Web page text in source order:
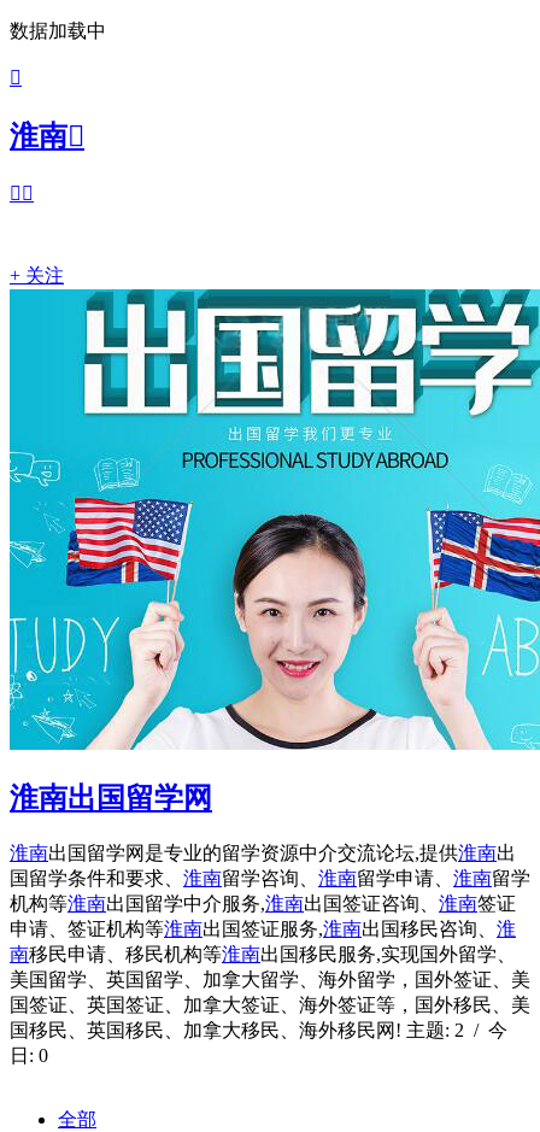
数据加载中

淮南
 
+ 关注
淮南出国留学网
淮南出国留学网是专业的留学资源中介交流论坛,提供淮南出
国留学条件和要求、 淮南留学咨询、 淮南留学申请、 淮南留学
机构等淮南出国留学中介服务,淮南出国签证咨询、 淮南签证
申请、签证机构等淮南出国签证服务,淮南出国移民咨询、 淮
南移民申请、移民机构等淮南出国移民服务,实现国外留学、
美国留学、英国留学、加拿大留学、海外留学，国外签证、美
国签证、英国签证、加拿大签证、海外签证等，国外移民、美
国移民、英国移民、加拿大移民、海外移民网! 主题: 2 / 今
日: 0
全部